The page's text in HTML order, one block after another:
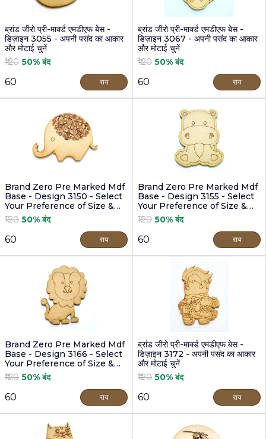
ब्रांड जीरो प्री-मार्क्ड एमडीएफ बेस -
डिज़ाइन 3055 - अपनी पसंद का आकार
और मोटाई चुनें
₹120 50% बंद
₹60 राय
ब्रांड जीरो प्री-मार्क्ड एमडीएफ बेस -
डिज़ाइन 3067 - अपनी पसंद का आकार
और मोटाई चुनें
₹120 50% बंद
₹60 राय
Brand Zero Pre Marked Mdf
Base - Design 3150 - Select
Your Preference of Size &
Thickness
₹120 50% बंद
₹60 राय
Brand Zero Pre Marked Mdf
Base - Design 3155 - Select
Your Preference of Size &
Thickness
₹120 50% बंद
₹60 राय
Brand Zero Pre Marked Mdf
Base - Design 3166 - Select
Your Preference of Size &
Thickness
₹120 50% बंद
₹60 राय
ब्रांड जीरो प्री-मार्क्ड एमडीएफ बेस -
डिज़ाइन 3172 - अपनी पसंद का आकार
और मोटाई चुनें
₹120 50% बंद
₹60 राय